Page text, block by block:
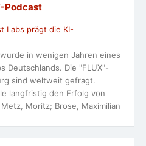
Podcast
Labs prägt die KI-
in wenigen Jahren eines
Deutschlands. Die "FLUX"-
sind weltweit gefragt.
langfristig den Erfolg von
Moritz; Brose, Maximilian